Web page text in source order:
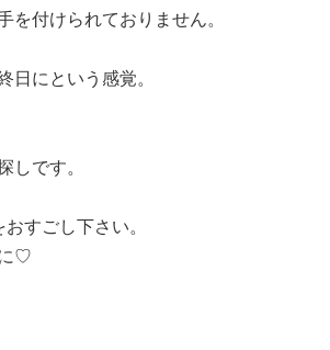
を付けられておりません。
日にという感覚。
しです。
すごし下さい。
♡